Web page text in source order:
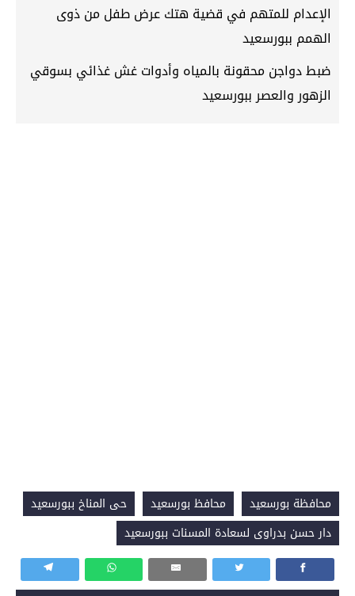
الإعدام للمتهم في قضية هتك عرض طفل من ذوى
الهمم ببورسعيد
ضبط دواجن محقونة بالمياه وأدوات غش غذائي بسوقي
الزهور والعصر ببورسعيد
محافظة بورسعيد محافظ بورسعيد
حى المناخ ببورسعيد
دار حسن بدراوى لسعادة المسنات ببورسعيد